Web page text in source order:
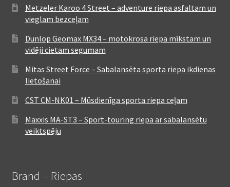
Metzeler Karoo 4 Street – adventure riepa asfaltam un
vieglam bezceļam
Dunlop Geomax MX34 – motokrosa riepa mīkstam un
vidēji cietam segumam
Mitas Street Force – Sabalansēta sporta riepa ikdienas
lietošanai
CST CM-NK01 – Mūsdienīga sporta riepa ceļam
Maxxis MA-ST3 – Sport-touring riepa ar sabalansētu
veiktspēju
Brand – Riepas